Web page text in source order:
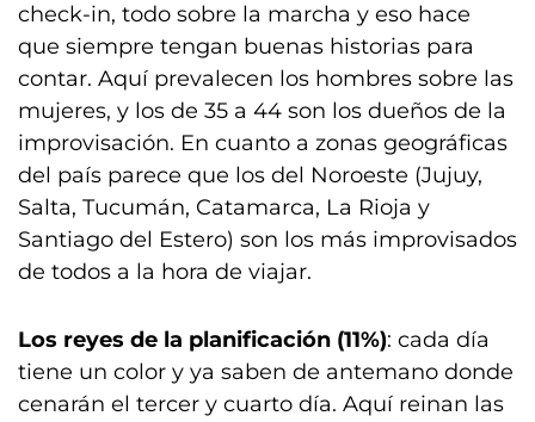
check-in, todo sobre la marcha y eso hace
que siempre tengan buenas historias para
contar. Aquí prevalecen los hombres sobre las
mujeres, y los de 35 a 44 son los dueños de la
improvisación. En cuanto a zonas geográficas
del país parece que los del Noroeste (Jujuy,
Salta, Tucumán, Catamarca, La Rioja y
Santiago del Estero) son los más improvisados
de todos a la hora de viajar.
Los reyes de la planificación (11%): cada día
tiene un color y ya saben de antemano donde
cenarán el tercer y cuarto día. Aquí reinan las